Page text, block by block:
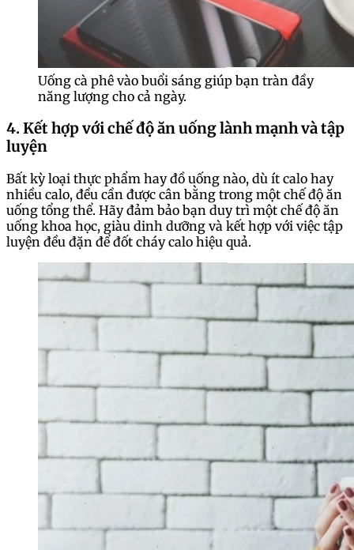
Uống cà phê vào buổi sáng giúp bạn tràn đầy
năng lượng cho cả ngày.
4. Kết hợp với chế độ ăn uống lành mạnh và tập
luyện
Bất kỳ loại thực phẩm hay đồ uống nào, dù ít calo hay
nhiều calo, đều cần được cân bằng trong một chế độ ăn
uống tổng thể. Hãy đảm bảo bạn duy trì một chế độ ăn
uống khoa học, giàu dinh dưỡng và kết hợp với việc tập
luyện đều đặn để đốt cháy calo hiệu quả.